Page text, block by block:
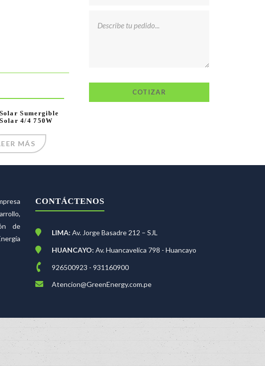
Sumergible
4/4 750W
MÁS
de
CONTÁCTENOS
LIMA: Av. Jorge Basadre 212 – SJL
HUANCAYO: Av. Huancavelica 798 - Huancayo
926500923 - 931160900
Atencion@GreenEnergy.com.pe